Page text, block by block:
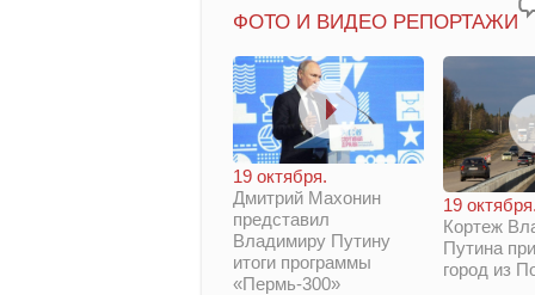
ФОТО И ВИДЕО РЕПОРТАЖИ
19 октября.
Дмитрий Махонин
представил
Владимиру Путину
итоги программы
«Пермь-300»
19
Кортеж
Путина
город из